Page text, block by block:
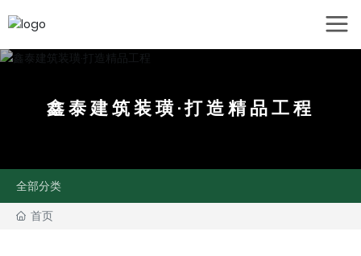
鑫泰建筑装璜·打造精品工程
全部分类
首页